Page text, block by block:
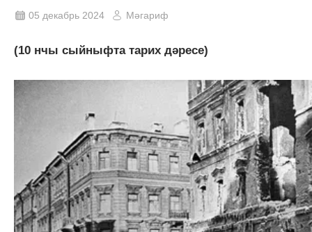
05 декабрь 2024 Мәгариф
(10 нчы сыйныфта тарих дәресе)